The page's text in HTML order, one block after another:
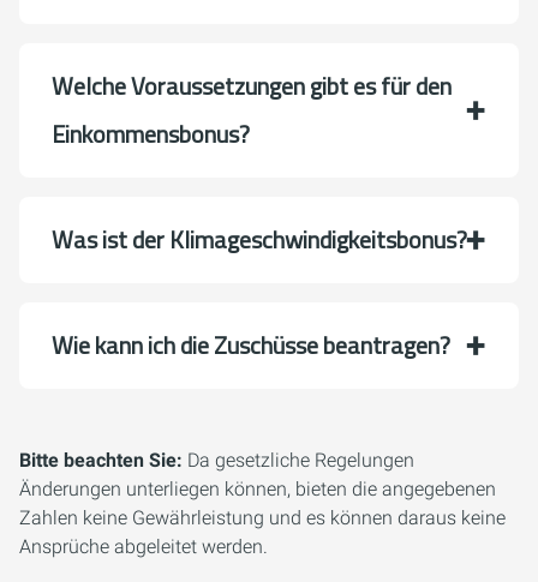
Welche Voraussetzungen gibt es für den
Einkommensbonus?
Was ist der Klimageschwindigkeitsbonus?
Wie kann ich die Zuschüsse beantragen?
Bitte beachten Sie: Da gesetzliche Regelungen
Änderungen unterliegen können, bieten die angegebenen
Zahlen keine Gewährleistung und es können daraus keine
Ansprüche abgeleitet werden.